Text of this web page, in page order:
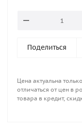
Поделиться
Цена актуальна
отличаться от цен в
товара в кредит,